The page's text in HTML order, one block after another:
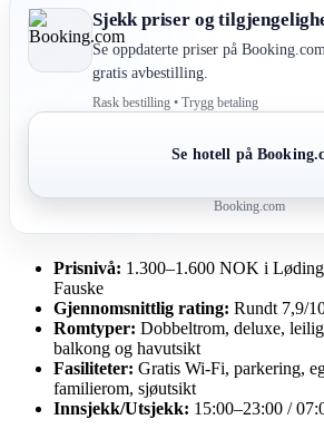
Sjekk priser og
Se oppdaterte priser på
gratis avbestilling.
Rask bestilling • Trygg betaling
Se hotell på
Booking.com
Prisnivå: 1.300–1.600 NOK i
Fauske
Gjennomsnittlig rating: Rundt 7,9/
Romtyper: Dobbeltrom, deluxe,
balkong og havutsikt
Fasiliteter: Gratis Wi-Fi, parkering,
familierom, sjøutsikt
Innsjekk/Utsjekk: 15:00–23:00 /